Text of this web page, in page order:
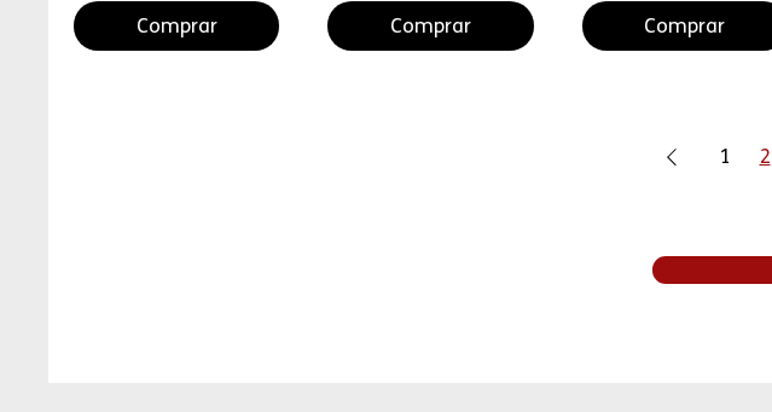
Comprar Comprar Comprar
1 2